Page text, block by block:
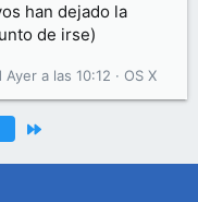
han dejado la
de irse)
OS X
Ayer a las 10:12